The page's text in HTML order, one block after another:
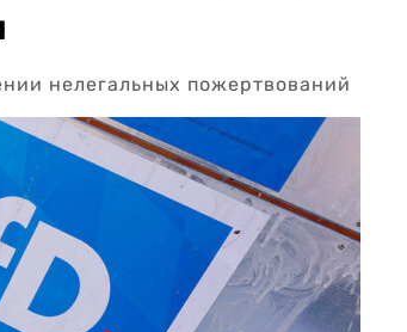
нелегальных пожертвований